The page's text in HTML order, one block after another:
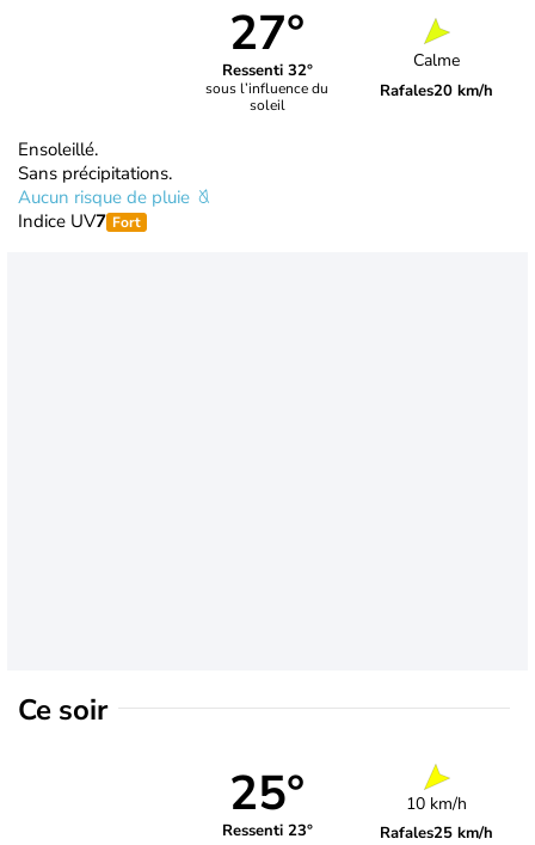
27°
Ressenti 32°
sous l’influence du
soleil
Calme
Rafales20 km/h
Ensoleillé.
Sans précipitations.
Aucun risque de pluie
Indice UV7 Fort
Ce soir
25°
Ressenti 23°
10 km/h
Rafales25 km/h